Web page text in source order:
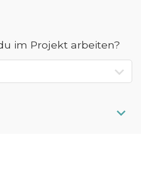
im Projekt arbeiten?